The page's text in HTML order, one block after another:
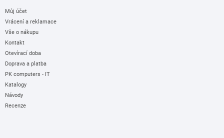
Můj účet
Vrácení a reklamace
Vše o nákupu
Kontakt
Otevírací doba
Doprava a platba
PK computers - IT
Katalogy
Návody
Recenze